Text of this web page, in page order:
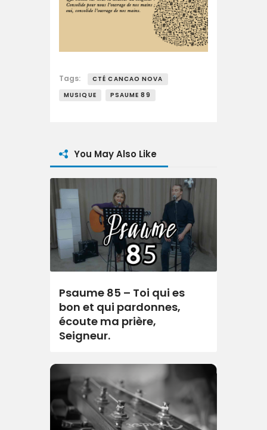
Tags:
CTÉ CANCAO NOVA
MUSIQUE
PSAUME 89
You May Also Like
Psaume 85 – Toi qui es
bon et qui pardonnes,
écoute ma prière,
Seigneur.